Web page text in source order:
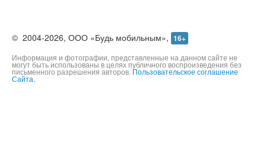
© 2004-2026, ООО «Будь мобильным», 16+
Информация и фотографии, представленные на данном сайте не
могут быть использованы в целях публичного воспроизведения без
письменного разрешения авторов. Пользовательское соглашение
Сайта.